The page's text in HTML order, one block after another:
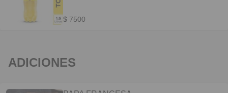
$ 7500
ADICIONES